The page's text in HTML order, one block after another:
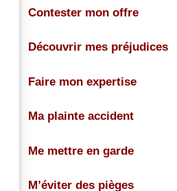
Contester mon offre
Découvrir mes préjudices
Faire mon expertise
Ma plainte accident
Me mettre en garde
M’éviter des pièges